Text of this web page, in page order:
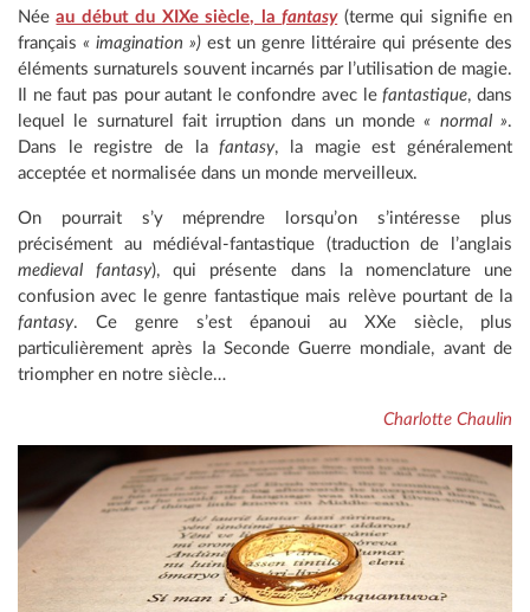
Néeau début du XIXe siècle, lafantasy(terme qui signifie en
français « imagination ») est un genre littéraire qui présente des
éléments surnaturels souvent incarnés par l’utilisation de magie.
Il ne faut pas pour autant le confondre avec lefantastique, dans
lequel le surnaturel fait irruption dans un monde« normal ».
Dans le registre de lafantasy, la magie est généralement
acceptée et normalisée dans un monde merveilleux.
On pourrait s’y méprendre lorsqu’on s’intéresse plus
précisément au médiéval-fantastique (traduction de l’anglais
medieval fantasy), qui présente dans la nomenclature une
confusion avec le genre fantastique mais relève pourtant de la
fantasy. Ce genre s’est épanoui au XXe siècle, plus
particulièrement après la Seconde Guerre mondiale, avant de
triompher en notre siècle…
Charlotte Chaulin